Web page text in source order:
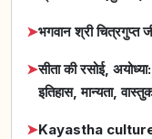
➤भगवान श्री चित्रगुप्त
➤सीता की रसोई,
इतिहास, मान्यता,
➤Kayastha